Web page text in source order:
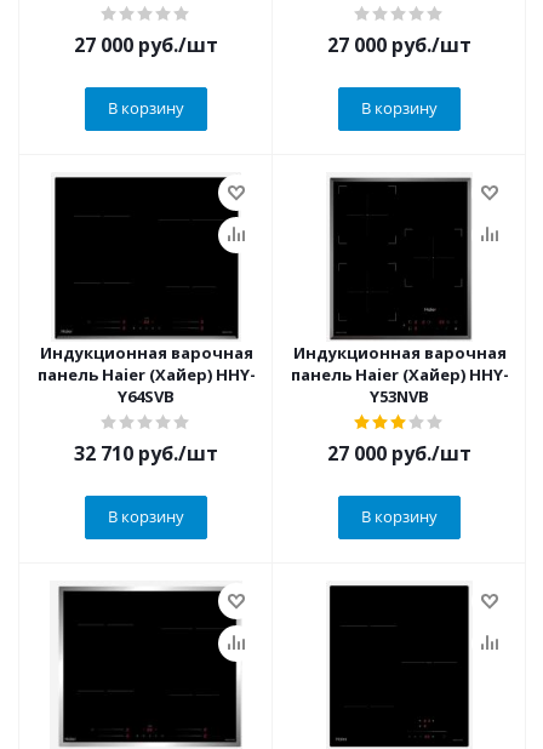
27 000 руб./шт
В корзину
27 000 руб./шт
В корзину
Индукционная варочная
панель Haier (Хайер) HHY-
Y64SVB
32 710 руб./шт
В корзину
Индукционная варочная
панель Haier (Хайер) HHY-
Y53NVB
27 000 руб./шт
В корзину